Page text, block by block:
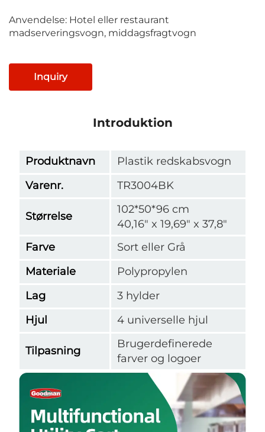
Anvendelse: Hotel eller restaurant
madserveringsvogn, middagsfragtvogn
Inquiry
Introduktion
Produktnavn
Plastik redskabsvogn
Varenr.
TR3004BK
Størrelse
102*50*96 cm
40,16" x 19,69" x 37,8"
Farve
Sort eller Grå
Materiale
Polypropylen
Lag
3 hylder
Hjul
4 universelle hjul
Tilpasning
Brugerdefinerede
farver og logoer